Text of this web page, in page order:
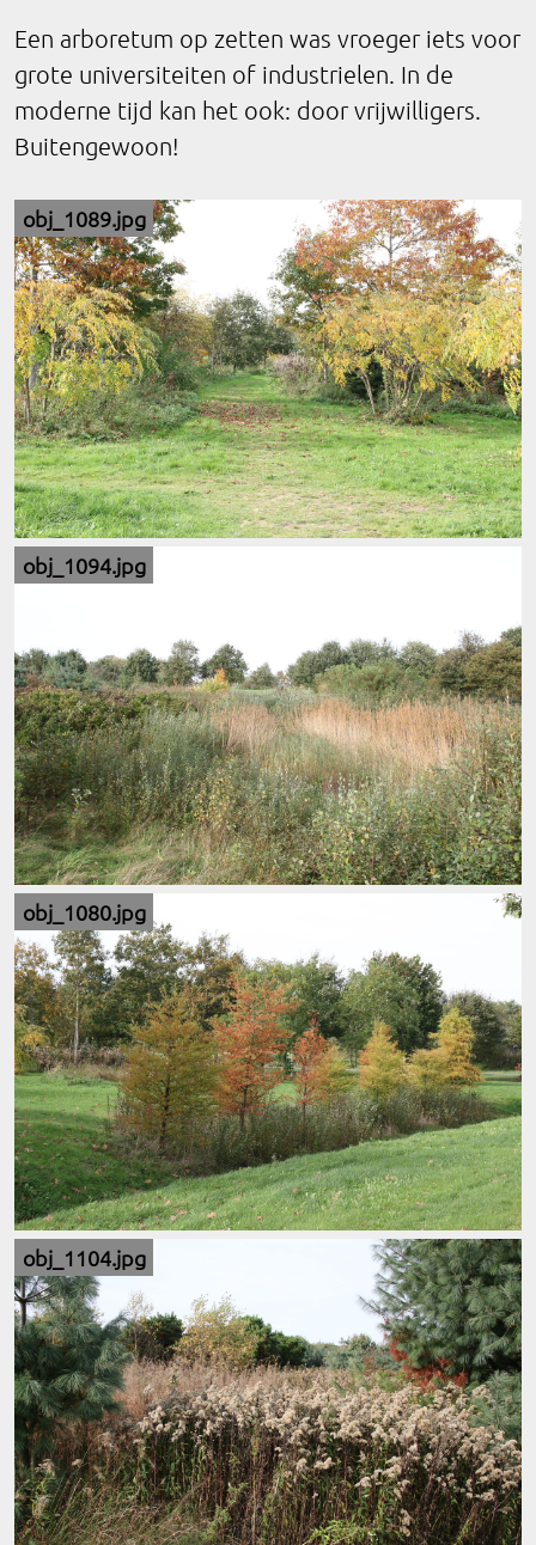
Een arboretum op zetten was vroeger iets voor
grote universiteiten of industrielen. In de
moderne tijd kan het ook: door vrijwilligers.
Buitengewoon!
obj_1089.jpg
obj_1094.jpg
obj_1080.jpg
obj_1104.jpg